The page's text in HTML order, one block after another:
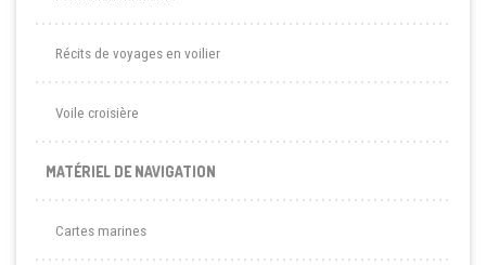
Récits de voyages en voilier
Voile croisière
MATÉRIEL DE NAVIGATION
Cartes marines